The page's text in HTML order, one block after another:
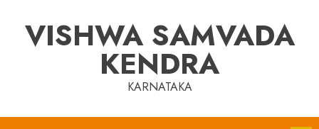
contentVISHWA SAMVADA
KENDRA
KARNATAKA